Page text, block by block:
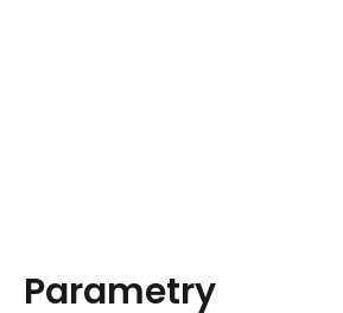
Parametry